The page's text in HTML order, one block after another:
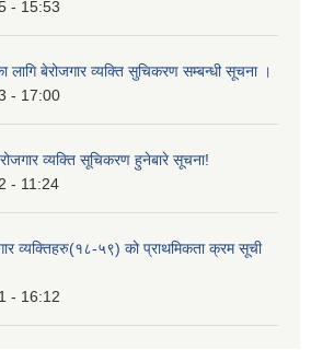
- 15:53
बेरोजगार व्यक्ति सुचिकरण सम्बन्धी सूचना ।
- 17:00
व्यक्ति सूचिकरण हुनेबारे सूचना!
- 11:24
व्यक्तिहरु(१८-५९) को प्राथमिकता क्रम सूची
- 16:12